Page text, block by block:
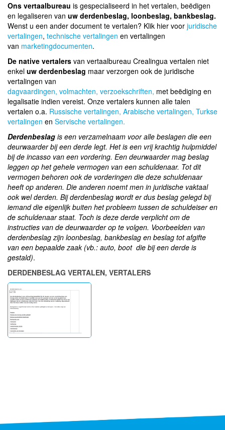
Ons vertaalbureau is gespecialiseerd in het vertalen, beëdigen
en legaliseren van uw derdenbeslag, loonbeslag, bankbeslag.
Wenst u een ander document te vertalen? Klik hier voor juridische
vertalingen, technische vertalingen en vertalingen
van marketingdocumenten.
De native vertalers van vertaalbureau Crealingua vertalen niet
enkel uw derdenbeslag maar verzorgen ook de juridische
vertalingen van
dagvaardingen, volmachten, verzoekschriften, met beëdiging en
legalisatie indien vereist. Onze vertalers kunnen alle talen
vertalen o.a. Russische vertalingen, Arabische vertalingen, Turkse
vertalingen en Servische vertalingen.
Derdenbeslag is een verzamelnaam voor alle beslagen die een
deurwaarder bij een derde legt. Het is een vrij krachtig hulpmiddel
bij de incasso van een vordering. Een deurwaarder mag beslag
leggen op het gehele vermogen van een schuldenaar. Tot dit
vermogen behoren ook de vorderingen die deze schuldenaar
heeft op anderen. Die anderen noemt men in juridische vaktaal
ook wel derden. Bij derdenbeslag wordt er dus beslag gelegd bij
iemand die eigenlijk buiten het probleem tussen de schuldeiser en
de schuldenaar staat. Toch is deze derde verplicht om de
instructies van de deurwaarder op te volgen. Voorbeelden van
derdenbeslag zijn loonbeslag, bankbeslag en beslag tot afgifte
van een bepaalde zaak (vb.: auto, boot die bij een derde is
gestald).
DERDENBESLAG VERTALEN, VERTALERS